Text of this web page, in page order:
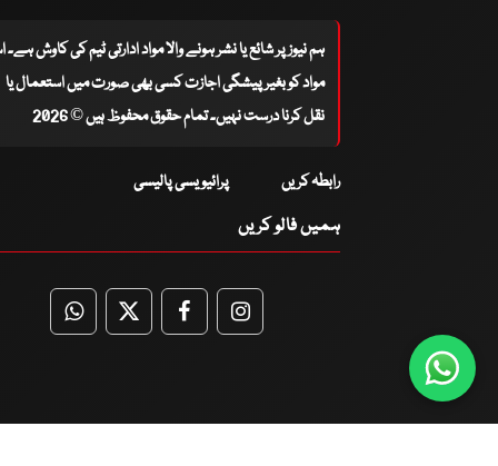
ہم نیوز پر شائع یا نشر ہونے والا مواد ادارتی ٹیم کی کاوش
مواد کو بغیر پیشگی اجازت کسی بھی صورت میں استعمال یا
نقل کرنا درست نہیں۔ تمام حقوق محفوظ ہیں © 2026
رابطہ کریں پرائیویسی پالیسی
ہمیں فالو کریں
WhatsApp
TwitterFacebookFacebook